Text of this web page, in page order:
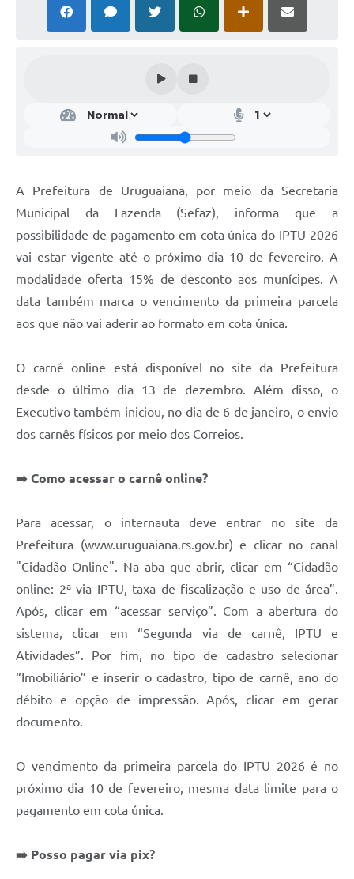
ITBI Online
SIM - Serviço de Inspeção Municipal
Vigilância Sanitária
COPIR - Coordenadoria de Promoção de Igualdade Racial
Galeria de Fotos
Contratos
Obras
Links
Telefones Úteis
A Prefeitura de Uruguaiana, por meio da Secretaria
Municipal da Fazenda (Sefaz), informa que a
possibilidade de pagamento em cota única do IPTU 2026
vai estar vigente até o próximo dia 10 de fevereiro. A
modalidade oferta 15% de desconto aos munícipes. A
data também marca o vencimento da primeira parcela
aos que não vai aderir ao formato em cota única.
O carnê online está disponível no site da Prefeitura
desde o último dia 13 de dezembro. Além disso, o
Executivo também iniciou, no dia de 6 de janeiro, o envio
dos carnês físicos por meio dos Correios.
➡️ Como acessar o carnê online?
Para acessar, o internauta deve entrar no site da
Prefeitura (www.uruguaiana.rs.gov.br) e clicar no canal
"Cidadão Online". Na aba que abrir, clicar em “Cidadão
online: 2ª via IPTU, taxa de fiscalização e uso de área”.
Após, clicar em “acessar serviço”. Com a abertura do
sistema, clicar em “Segunda via de carnê, IPTU e
Atividades”. Por fim, no tipo de cadastro selecionar
“Imobiliário” e inserir o cadastro, tipo de carnê, ano do
débito e opção de impressão. Após, clicar em gerar
documento.
O vencimento da primeira parcela do IPTU 2026 é no
próximo dia 10 de fevereiro, mesma data limite para o
pagamento em cota única.
➡️ Posso pagar via pix?